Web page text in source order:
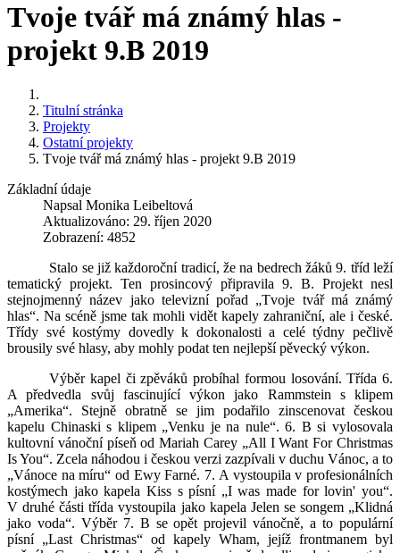
Tvoje tvář má známý hlas -
projekt 9.B 2019
Titulní stránka
Projekty
Ostatní projekty
Tvoje tvář má známý hlas - projekt 9.B 2019
Základní údaje
Napsal Monika Leibeltová
Aktualizováno: 29. říjen 2020
Zobrazení: 4852
Stalo se již každoroční tradicí, že na bedrech žáků 9. tříd leží
tematický projekt. Ten prosincový připravila 9. B. Projekt nesl
stejnojmenný název jako televizní pořad „Tvoje tvář má známý
hlas“. Na scéně jsme tak mohli vidět kapely zahraniční, ale i české.
Třídy své kostýmy dovedly k dokonalosti a celé týdny pečlivě
brousily své hlasy, aby mohly podat ten nejlepší pěvecký výkon.
Výběr kapel či zpěváků probíhal formou losování. Třída 6.
A předvedla svůj fascinující výkon jako Rammstein s klipem
„Amerika“. Stejně obratně se jim podařilo zinscenovat českou
kapelu Chinaski s klipem „Venku je na nule“. 6. B si vylosovala
kultovní vánoční píseň od Mariah Carey „All I Want For Christmas
Is You“. Zcela náhodou i českou verzi zazpívali v duchu Vánoc, a to
„Vánoce na míru“ od Ewy Farné. 7. A vystoupila v profesionálních
kostýmech jako kapela Kiss s písní „I was made for lovin' you“.
V druhé části třída vystoupila jako kapela Jelen se songem „Klidná
jako voda“. Výběr 7. B se opět projevil vánočně, a to populární
písní „Last Christmas“ od kapely Wham, jejíž frontmanem byl